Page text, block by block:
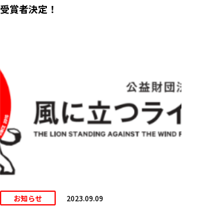
受賞者決定！
お知らせ 2023.09.09